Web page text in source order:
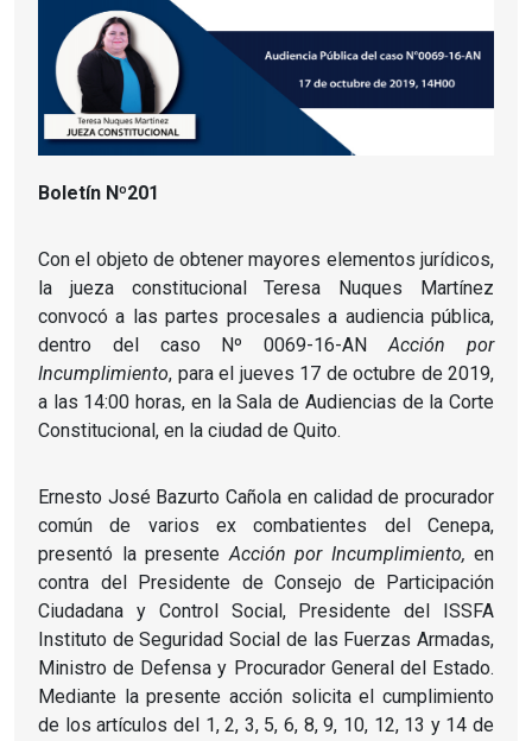
Boletín Nº201
Con el objeto de obtener mayores elementos jurídicos,
la jueza constitucional Teresa Nuques Martínez
convocó a las partes procesales a audiencia pública,
dentro del caso Nº 0069-16-ANAcción por
Incumplimiento, para el jueves 17 de octubre de 2019,
a las 14:00 horas, en la Sala de Audiencias de la Corte
Constitucional, en la ciudad de Quito.
Ernesto José Bazurto Cañola en calidad de procurador
común de varios ex combatientes del Cenepa,
presentó la presenteAcción por Incumplimiento, en
contra del Presidente de Consejo de Participación
Ciudadana y Control Social, Presidente del ISSFA
Instituto de Seguridad Social de las Fuerzas Armadas,
Ministro de Defensa y Procurador General del Estado.
Mediante la presente acción solicita el cumplimiento
de los artículos del 1, 2, 3, 5, 6, 8, 9, 10, 12, 13 y 14 de